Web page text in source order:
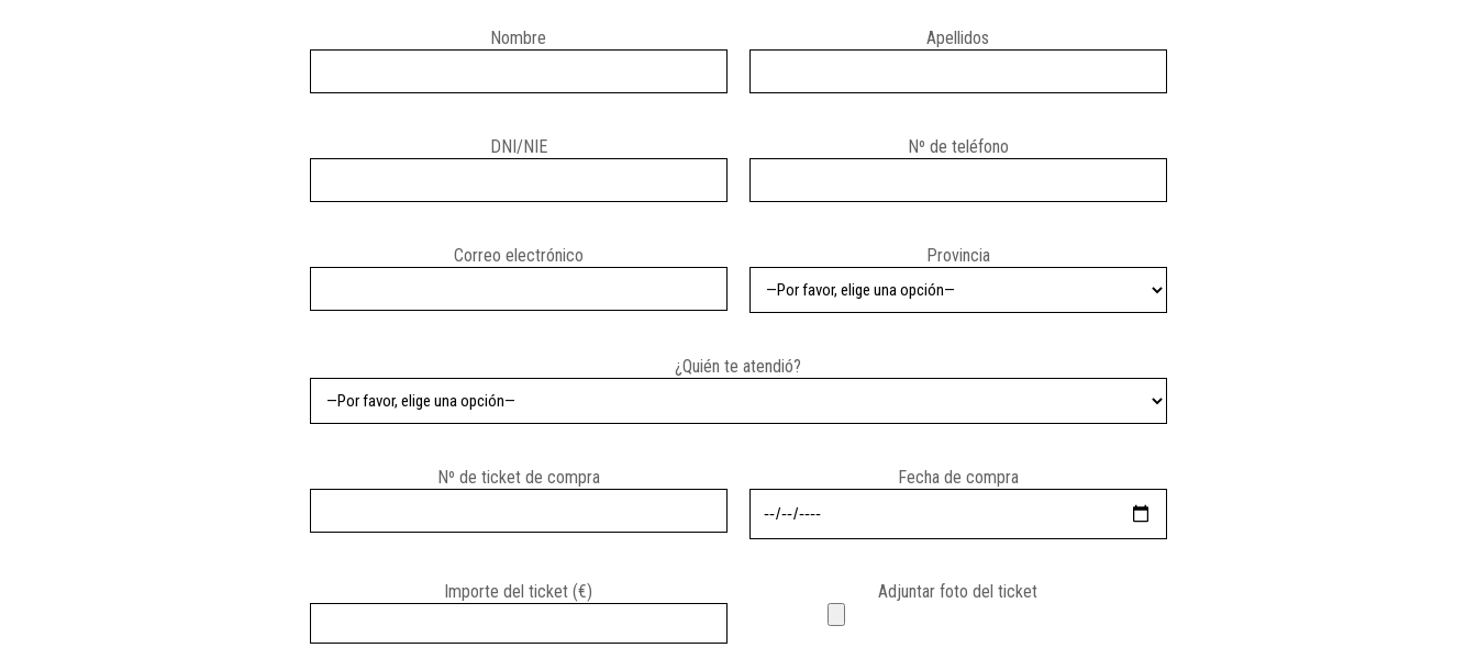
Nombre Apellidos
DNI/NIE Nº de teléfono
Correo electrónico Provincia
¿Quién te atendió?
Nº de ticket de compra Fecha de compra
Importe del ticket (€) Adjuntar foto del ticket